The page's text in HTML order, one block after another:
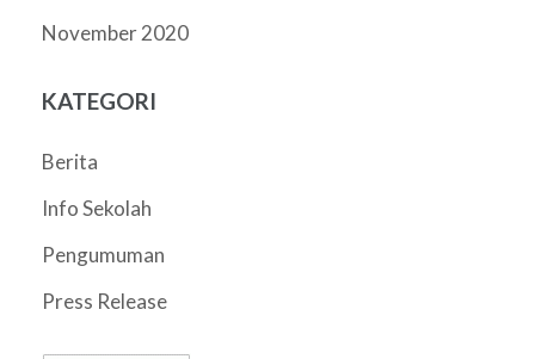
November 2020
KATEGORI
Berita
Info Sekolah
Pengumuman
Press Release